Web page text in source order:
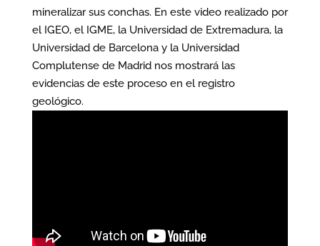
mineralizar sus conchas. En este video realizado por
el IGEO, el IGME, la Universidad de Extremadura, la
Universidad de Barcelona y la Universidad
Complutense de Madrid nos mostrará las
evidencias de este proceso en el registro
geológico.